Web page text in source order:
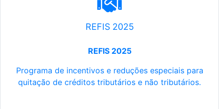
REFIS 2025
REFIS 2025
Programa de incentivos e reduções especiais para
quitação de créditos tributários e não tributários.